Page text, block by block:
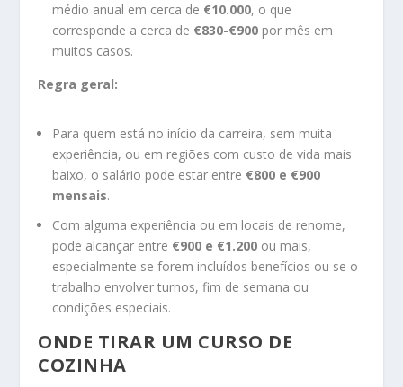
médio anual em cerca de €10.000, o que
corresponde a cerca de €830-€900 por mês em
muitos casos.
Regra geral:
Para quem está no início da carreira, sem muita
experiência, ou em regiões com custo de vida mais
baixo, o salário pode estar entre €800 e €900
mensais.
Com alguma experiência ou em locais de renome,
pode alcançar entre €900 e €1.200 ou mais,
especialmente se forem incluídos benefícios ou se o
trabalho envolver turnos, fim de semana ou
condições especiais.
ONDE TIRAR UM CURSO DE
COZINHA